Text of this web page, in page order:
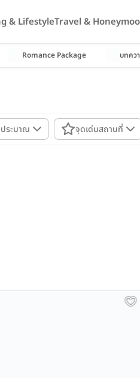
& LifestyleTravel &
Romance Package บทคว
ระมาณ จุดเด่นสถานที่